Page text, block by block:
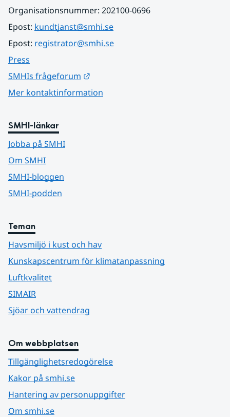
Organisationsnummer: 202100-0696
Epost: kundtjanst@smhi.se
Epost: registrator@smhi.se
Press
SMHIs frågeforum
Mer kontaktinformation
SMHI-länkar
Jobba på SMHI
Om SMHI
SMHI-bloggen
SMHI-podden
Teman
Havsmiljö i kust och hav
Kunskapscentrum för klimatanpassning
Luftkvalitet
SIMAIR
Sjöar och vattendrag
Om webbplatsen
Tillgänglighetsredogörelse
Kakor på smhi.se
Hantering av personuppgifter
Om smhi.se